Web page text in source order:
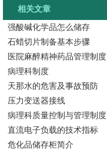
相关文章
强酸碱化学品怎么储存
石蜡切片制备基本步骤
医院麻醉精神药品管理制度
病理科制度
天那水的危害及事故预防
压力变送器接线
病理科质量控制与管理制度
直流电子负载的技术指标
危化品储存柜简介